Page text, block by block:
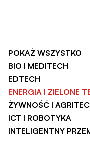
POKAŻ WSZYSTKO
BIO I MEDITECH
EDTECH
ENERGIA I ZIELONE
ŻYWNOŚĆ I
ICT I ROBOTYKA
INTELIGENTNY